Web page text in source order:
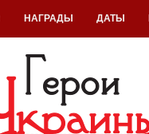
НАГРАДЫ ДАТЫ